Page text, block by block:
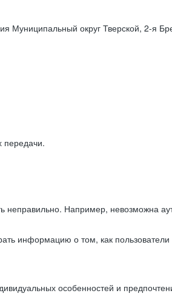
Муниципальный округ Тверской, 2-я
передачи.
неправильно. Например, невозможна
информацию о том, как пользователи
особенностей и